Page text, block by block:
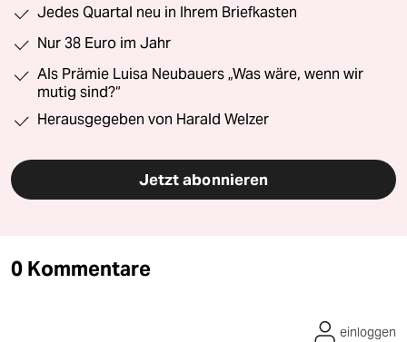
Jedes Quartal neu in Ihrem Briefkasten
Nur 38 Euro im Jahr
Als Prämie Luisa Neubauers „Was wäre, wenn wir
mutig sind?“
Herausgegeben von Harald Welzer
Jetzt abonnieren
0 Kommentare
einloggen